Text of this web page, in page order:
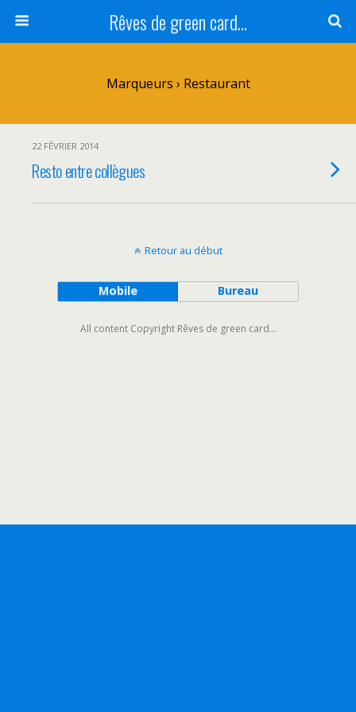
Rêves de green card...
Marqueurs › Restaurant
22 FÉVRIER 2014
Resto entre collègues
Retour au début
Mobile Bureau
All content Copyright Rêves de green card...